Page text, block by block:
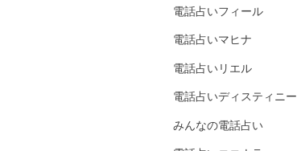
電話占いフィール
電話占いマヒナ
電話占いリエル
電話占いディスティニー
みんなの電話占い